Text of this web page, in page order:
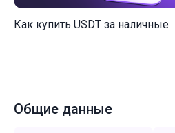
Как купить USDT за наличные
Общие данные